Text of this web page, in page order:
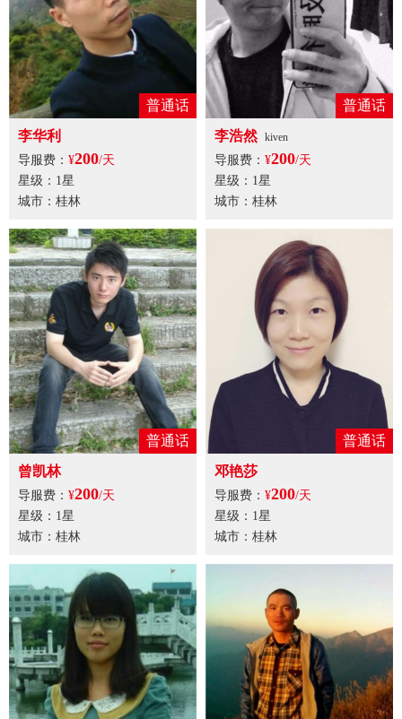
普通话
李华利
导服费： ¥200/天
星级：1星
城市：桂林
普通话
李浩然 kiven
导服费： ¥200/天
星级：1星
城市：桂林
普通话
曾凯林
导服费： ¥200/天
星级：1星
城市：桂林
普通话
邓艳莎
导服费： ¥200/天
星级：1星
城市：桂林